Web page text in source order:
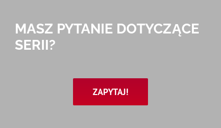
MASZ PYTANIE DOTYCZĄCE
SERII?
ZAPYTAJ!